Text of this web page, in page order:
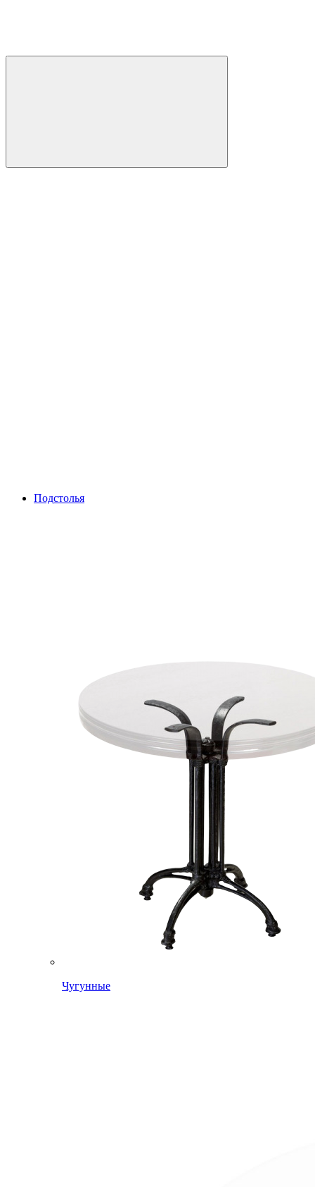
Подстолья
Чугунные